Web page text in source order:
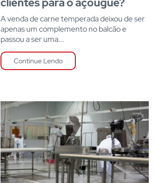
A venda de carne temperada deixou de ser
apenas um complemento no balcão e
passou a ser uma...
Continue Lendo